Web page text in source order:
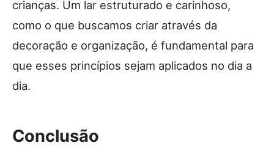
crianças. Um lar estruturado e carinhoso,
como o que buscamos criar através da
decoração e organização, é fundamental para
que esses princípios sejam aplicados no dia a
dia.
Conclusão